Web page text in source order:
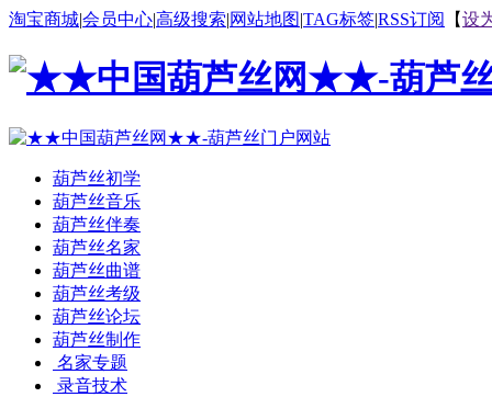
淘宝商城|会员中心|高级搜索|网站地图|TAG标签|RSS订阅 【设
葫芦丝初学
葫芦丝音乐
葫芦丝伴奏
葫芦丝名家
葫芦丝曲谱
葫芦丝考级
葫芦丝论坛
葫芦丝制作
名家专题
录音技术